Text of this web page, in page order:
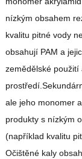
nízkým obsahem
kvalitu pitné vody
obsahují PAM a
zemědělské
ale jeho monomer
produkty s nízkým
(například kvalitu
Očištěné kaly